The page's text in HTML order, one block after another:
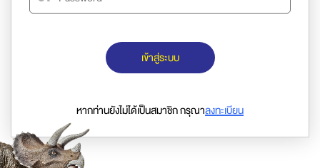
เข้าสู่ระบบ
หากท่านยังไม่ได้เป็นสมาชิก กรุณาลงทะเบียน